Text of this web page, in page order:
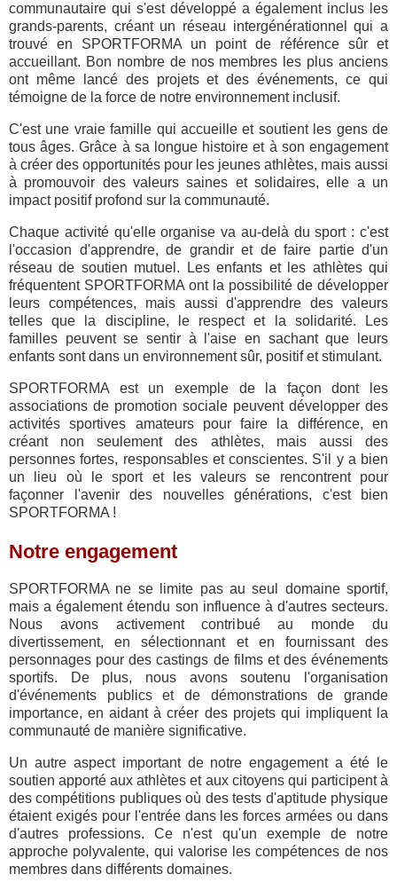
communautaire qui s'est développé a également inclus les
grands-parents, créant un réseau intergénérationnel qui a
trouvé en SPORTFORMA un point de référence sûr et
accueillant. Bon nombre de nos membres les plus anciens
ont même lancé des projets et des événements, ce qui
témoigne de la force de notre environnement inclusif.
C'est une vraie famille qui accueille et soutient les gens de
tous âges. Grâce à sa longue histoire et à son engagement
à créer des opportunités pour les jeunes athlètes, mais aussi
à promouvoir des valeurs saines et solidaires, elle a un
impact positif profond sur la communauté.
Chaque activité qu'elle organise va au-delà du sport : c'est
l'occasion d'apprendre, de grandir et de faire partie d'un
réseau de soutien mutuel. Les enfants et les athlètes qui
fréquentent SPORTFORMA ont la possibilité de développer
leurs compétences, mais aussi d'apprendre des valeurs
telles que la discipline, le respect et la solidarité. Les
familles peuvent se sentir à l'aise en sachant que leurs
enfants sont dans un environnement sûr, positif et stimulant.
SPORTFORMA est un exemple de la façon dont les
associations de promotion sociale peuvent développer des
activités sportives amateurs pour faire la différence, en
créant non seulement des athlètes, mais aussi des
personnes fortes, responsables et conscientes. S'il y a bien
un lieu où le sport et les valeurs se rencontrent pour
façonner l'avenir des nouvelles générations, c'est bien
SPORTFORMA !
Notre engagement
SPORTFORMA ne se limite pas au seul domaine sportif,
mais a également étendu son influence à d'autres secteurs.
Nous avons activement contribué au monde du
divertissement, en sélectionnant et en fournissant des
personnages pour des castings de films et des événements
sportifs. De plus, nous avons soutenu l'organisation
d'événements publics et de démonstrations de grande
importance, en aidant à créer des projets qui impliquent la
communauté de manière significative.
Un autre aspect important de notre engagement a été le
soutien apporté aux athlètes et aux citoyens qui participent à
des compétitions publiques où des tests d'aptitude physique
étaient exigés pour l'entrée dans les forces armées ou dans
d'autres professions. Ce n'est qu'un exemple de notre
approche polyvalente, qui valorise les compétences de nos
membres dans différents domaines.